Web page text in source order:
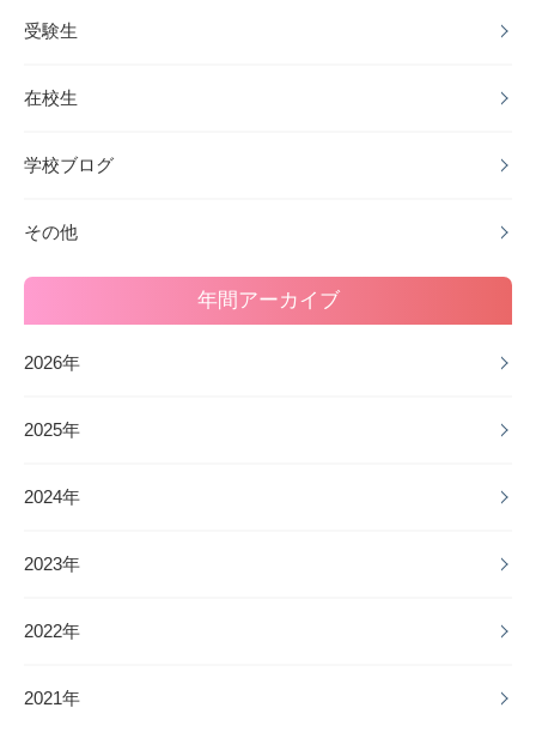
受験生
在校生
学校ブログ
その他
年間アーカイブ
2026年
2025年
2024年
2023年
2022年
2021年